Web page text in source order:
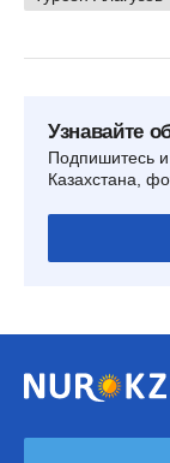
Узнавайте
Подпишитесь и
Казахстана,